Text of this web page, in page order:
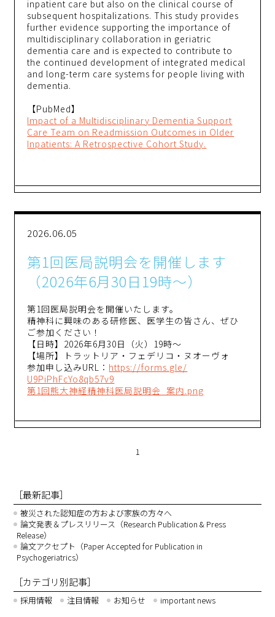
inpatient care but also on the clinical course of
subsequent hospitalizations. This study provides
further evidence supporting the importance of
multidisciplinary collaboration in geriatric
dementia care and is expected to contribute to
the continued development of integrated medical
and long-term care systems for people living with
dementia.
【PubMed】
Impact of a Multidisciplinary Dementia Support
Care Team on Readmission Outcomes in Older
Inpatients: A Retrospective Cohort Study.
2026.06.05
第1回医局説明会を開催します
（2026年6月30日19時～）
第1回医局説明会を開催いたします。
精神科に興味のある研修医、医学生の皆さん、ぜひ
ご参加ください！
【日時】2026年6月30日（火）19時～
【場所】トラットリア・フェデリコ・ヌオーヴォ
参加申し込みURL： https://forms.gle/
U9PiPhFcYo8qb57v9
第1回熊大神経精神科医局説明会_案内.png
1
［最新記事］
被災された認知症の方および家族の方々へ
論文発表＆プレスリリース（Research Publication & Press
Release）
論文アクセプト（Paper Accepted for Publication in
Psychogeriatrics）
［カテゴリ別記事］
採用情報 注目情報 お知らせ important news